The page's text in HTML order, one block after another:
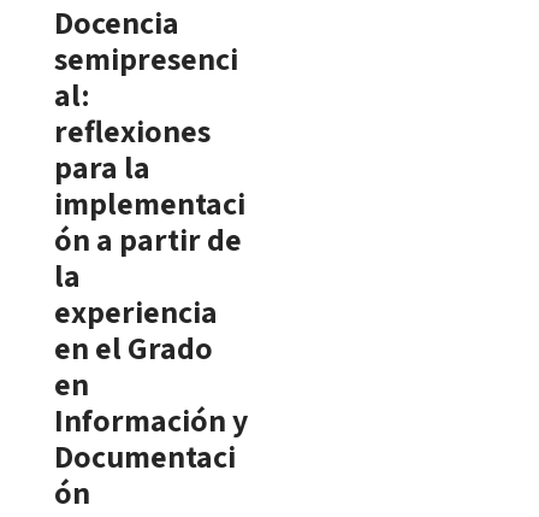
Docencia
semipresenci
al:
reflexiones
para la
implementaci
ón a partir de
la
experiencia
en el Grado
en
Información y
Documentaci
ón